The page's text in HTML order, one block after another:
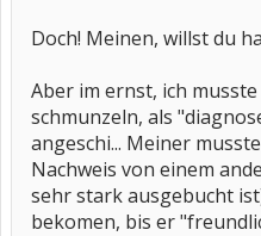
Doch! Meinen, willst du
Aber im ernst, ich
schmunzeln, als
angeschi... Meiner
Nachweis von einem
sehr stark ausgebucht
bekomen, bis er